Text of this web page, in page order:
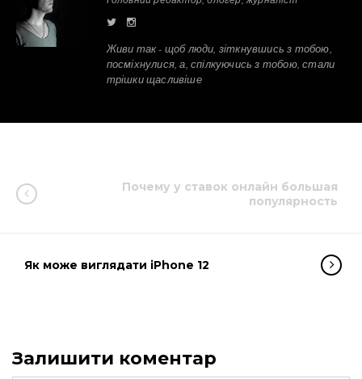
Живи так - щоб люди, зіткнувшись з тобою,
посміхнулися, а, спілкуючись з тобою, стали
трішки щасливіше
Почему у ставок онлайн большая
популярность
Як може виглядати iPhone 12
Залишити коментар